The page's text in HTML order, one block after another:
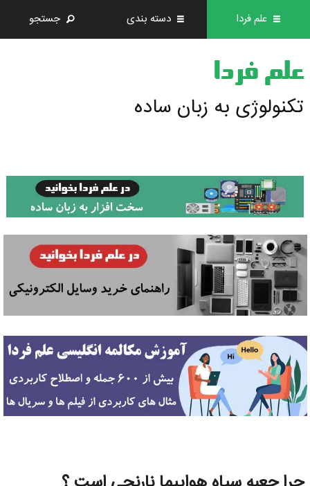
علم فردا دسته بندی جستجو
علم فردا
تکنولوژی به زبان ساده